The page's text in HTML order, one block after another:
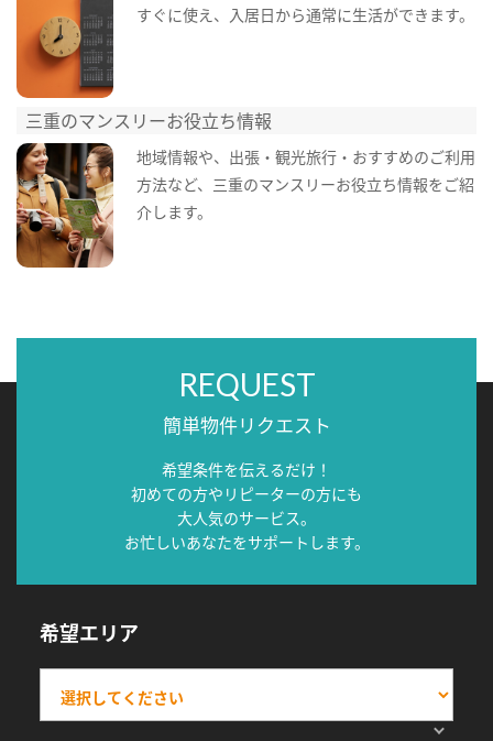
すぐに使え、入居日から通常に生活ができます。
三重のマンスリーお役立ち情報
地域情報や、出張・観光旅行・おすすめのご利用
方法など、三重のマンスリーお役立ち情報をご紹
介します。
REQUEST
簡単物件リクエスト
希望条件を伝えるだけ！
初めての方やリピーターの方にも
大人気のサービス。
お忙しいあなたをサポートします。
希望エリア